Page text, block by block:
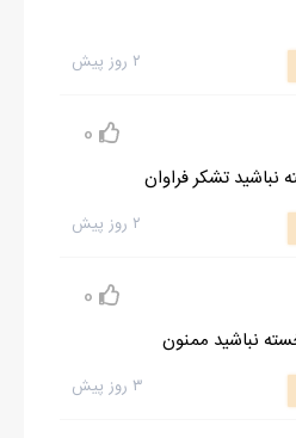
۲ روز پیش
0
نباشید تشکر فراوان
۲ روز پیش
0
نباشید ممنون
۳ روز پیش